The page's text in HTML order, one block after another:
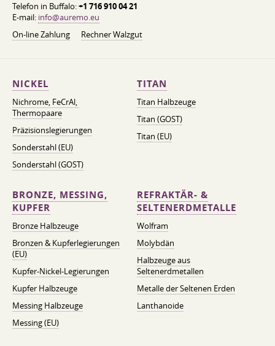
Telefon in Buffalo:+1 716 910 04 21
E-mail: info@auremo.eu
On-line Zahlung
Rechner Walzgut
NICKEL
Nichrome, FeСrAl, ​​
Thermopaare
Präzisionslegierungen
Sonderstahl (EU)
Sonderstahl (GOST)
TITAN
Titan Halbzeuge
Titan (GOST)
Titan (EU)
BRONZE, MESSING,
KUPFER
Bronze Halbzeuge
Bronzen & Kupferlegierungen
(EU)
Kupfer-Nickel-Legierungen
Kupfer Halbzeuge
Messing Halbzeuge
Messing (EU)
REFRAKTÄR- &
SELTENERDMETALLE
Wolfram
Molybdän
Halbzeuge aus
Seltenerdmetallen
Metalle der Seltenen Erden
Lanthanoide